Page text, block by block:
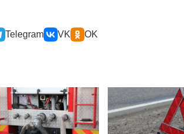
Telegram VK OK